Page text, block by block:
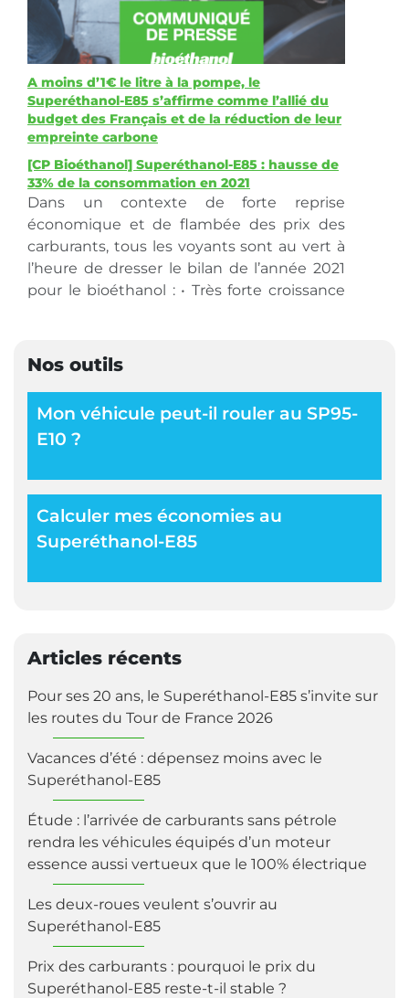
A moins d’1€ le litre à la pompe, le
Superéthanol-E85 s’affirme comme l’allié du
budget des Français et de la réduction de leur
empreinte carbone
[CP Bioéthanol] Superéthanol-E85 : hausse de
33% de la consommation en 2021
Dans un contexte de forte reprise
économique et de flambée des prix des
carburants, tous les voyants sont au vert à
l’heure de dresser le bilan de l’année 2021
pour le bioéthanol : • Très forte croissance
Nos outils
Mon véhicule peut-il rouler au SP95-
E10 ?
Calculer mes économies au
Superéthanol-E85
Articles récents
Pour ses 20 ans, le Superéthanol-E85 s’invite sur
les routes du Tour de France 2026
Vacances d’été : dépensez moins avec le
Superéthanol-E85
Étude : l’arrivée de carburants sans pétrole
rendra les véhicules équipés d’un moteur
essence aussi vertueux que le 100% électrique
Les deux-roues veulent s’ouvrir au
Superéthanol-E85
Prix des carburants : pourquoi le prix du
Superéthanol-E85 reste-t-il stable ?